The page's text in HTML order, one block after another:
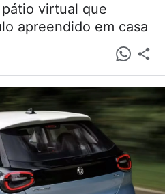
virtual que
apreendido em casa